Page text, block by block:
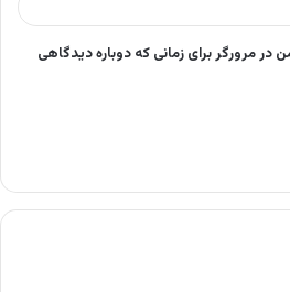
در مرورگر برای زمانی که دوباره دیدگاهی